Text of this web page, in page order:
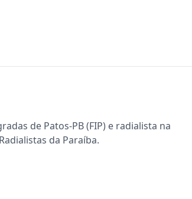
de Patos-PB (FIP) e radialista na
da Paraíba.